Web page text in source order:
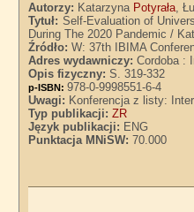
Autorzy: Katarzyna Potyrała,
Tytuł: Self-Evaluation of
During The 2020 Pandemic /
Źródło:W: 37th IBIMA
Adres wydawniczy:Cordoba :
Opis fizyczny:S. 319-332
p-ISBN:978-0-9998551-6-4
Uwagi: Konferencja z listy:
Typ publikacji:ZR
Język publikacji: ENG
Punktacja MNiSW:70.000